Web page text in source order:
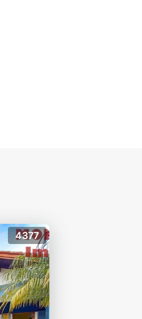
4377